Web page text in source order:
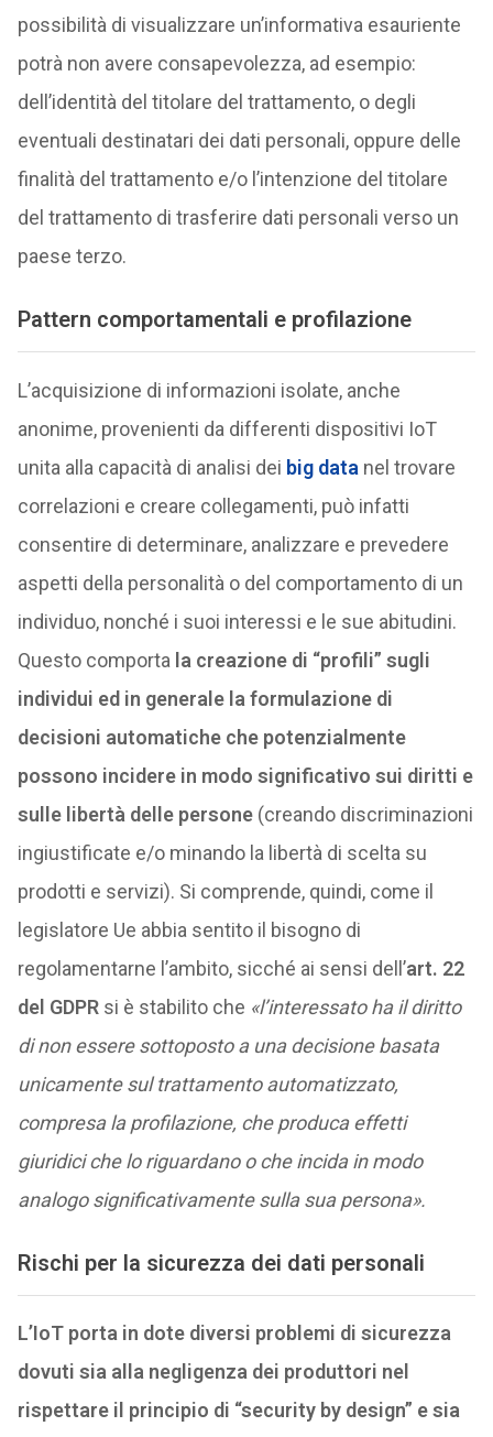
possibilità di visualizzare un’informativa esauriente
potrà non avere consapevolezza, ad esempio:
dell’identità del titolare del trattamento, o degli
eventuali destinatari dei dati personali, oppure delle
finalità del trattamento e/o l’intenzione del titolare
del trattamento di trasferire dati personali verso un
paese terzo.
Pattern comportamentali e profilazione
L’acquisizione di informazioni isolate, anche
anonime, provenienti da differenti dispositivi IoT
unita alla capacità di analisi dei big data nel trovare
correlazioni e creare collegamenti, può infatti
consentire di determinare, analizzare e prevedere
aspetti della personalità o del comportamento di un
individuo, nonché i suoi interessi e le sue abitudini.
Questo comporta la creazione di “profili” sugli
individui ed in generale la formulazione di
decisioni automatiche che potenzialmente
possono incidere in modo significativo sui diritti e
sulle libertà delle persone(creando discriminazioni
ingiustificate e/o minando la libertà di scelta su
prodotti e servizi). Si comprende, quindi, come il
legislatore Ue abbia sentito il bisogno di
regolamentarne l’ambito, sicché ai sensi dell’art. 22
del GDPRsi è stabilito che «l’interessato ha il diritto
di non essere sottoposto a una decisione basata
unicamente sul trattamento automatizzato,
compresa la profilazione, che produca effetti
giuridici che lo riguardano o che incida in modo
analogo significativamente sulla sua persona».
Rischi per la sicurezza dei dati personali
L’IoT porta in dote diversi problemi di sicurezza
dovuti sia alla negligenza dei produttori nel
rispettare il principio di “security by design” e sia